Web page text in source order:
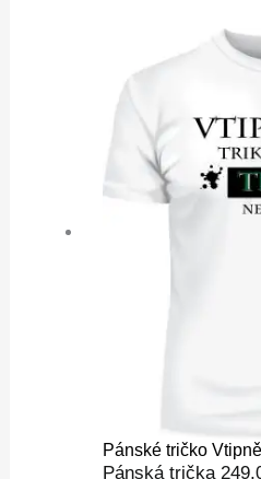
Pánské tričko
Pánská trička
produkt
má
Možnosti
lze
vybrat
na
stránce